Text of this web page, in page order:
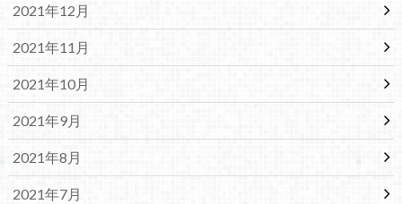
2021年12月
2021年11月
2021年10月
2021年9月
2021年8月
2021年7月